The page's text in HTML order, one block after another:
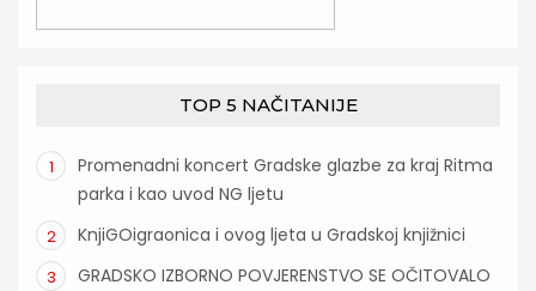
TOP 5 NAČITANIJE
1
Promenadni koncert Gradske glazbe za kraj Ritma
parka i kao uvod NG ljetu
2 KnjiGOigraonica i ovog ljeta u Gradskoj knjižnici
3
GRADSKO IZBORNO POVJERENSTVO SE OČITOVALO